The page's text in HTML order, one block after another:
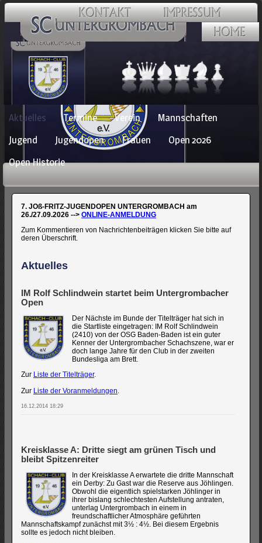
Navigation
überspringen
Aktuelles Termine Verein
Mannschaften
Jugend
Jugendopen Frauen
Open 2026
Open Historie
7. JOß-FRITZ-JUGENDOPEN UNTERGROMBACH am
26./27.09.2026 --> ONLINE-ANMELDUNG
Zum Kommentieren von Nachrichtenbeiträgen klicken Sie bitte auf
deren Überschrift.
Aktuelles
IM Rolf Schlindwein startet beim Untergrombacher
Open
Der Nächste im Bunde der Titelträger hat sich in
die Startliste eingetragen: IM Rolf Schlindwein
(2410) von der OSG Baden-Baden ist ein guter
Kenner der Untergrombacher Schachszene, war er
doch lange Jahre für den Club in der zweiten
Bundesliga am Brett.
Zur Liste der Titelträger.
Zur Liste der Voranmeldungen.
16.12.2014 18:29
Kreisklasse A: Dritte siegt am grünen Tisch und
bleibt Spitzenreiter
In der Kreisklasse A erwartete die dritte Mannschaft
ein Derby: Zu Gast war die Reserve aus Jöhlingen.
Obwohl die eigentlich spielstarken Jöhlinger in
ihrer bislang schlechtesten Aufstellung antraten,
unterlag Untergrombach in einem in
freundschaftlicher Atmosphäre geführten
Mannschaftskampf zunächst mit 3½ : 4½. Bei diesem Ergebnis
sollte es jedoch nicht bleiben.